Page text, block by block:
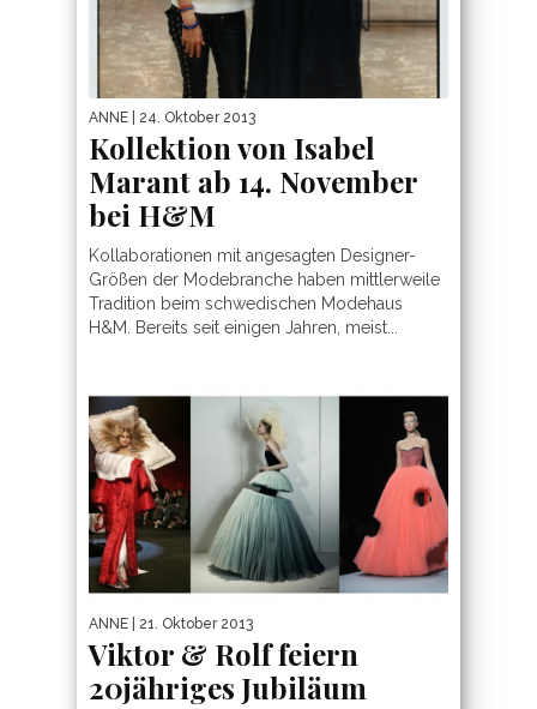
ANNE | 24. Oktober 2013
Kollektion von Isabel
Marant ab 14. November
bei H&M
Kollaborationen mit angesagten Designer-
Größen der Modebranche haben mittlerweile
Tradition beim schwedischen Modehaus
H&M. Bereits seit einigen Jahren, meist...
ANNE | 21. Oktober 2013
Viktor & Rolf feiern
20jähriges Jubiläum